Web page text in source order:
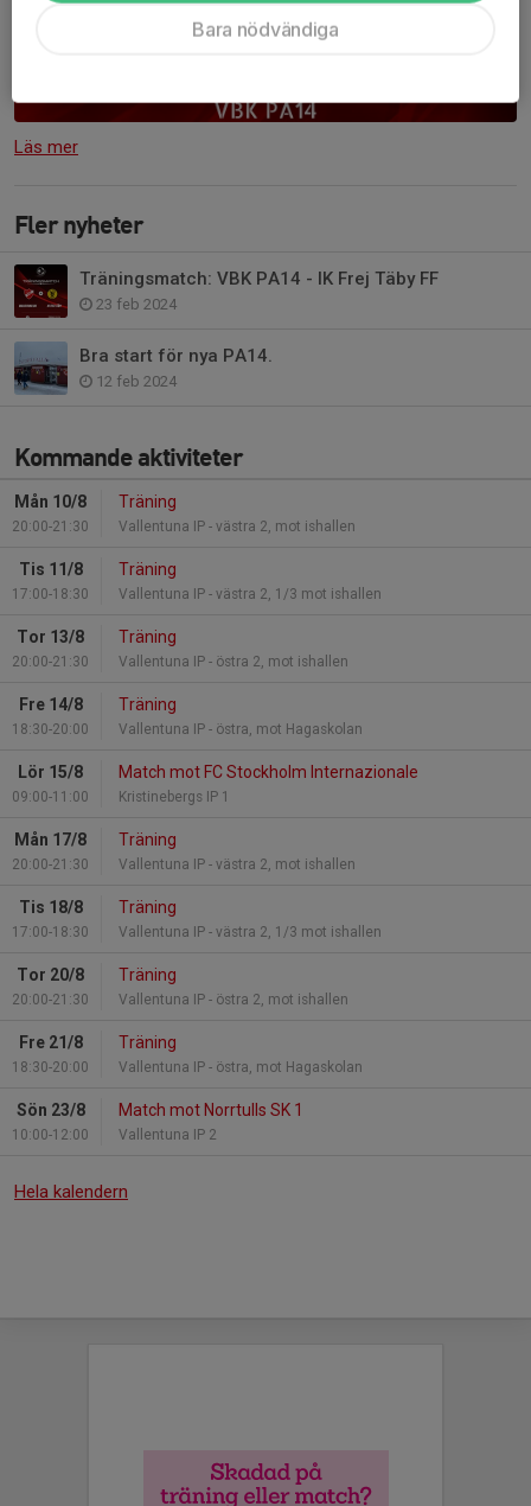
Läs mer
Fler nyheter
Träningsmatch: VBK PA14 - IK Frej Täby FF
23 feb 2024
Bra start för nya PA14.
12 feb 2024
Kommande aktiviteter
Mån 10/8
20:00-21:30
Träning
Vallentuna IP - västra 2, mot ishallen
Tis 11/8
17:00-18:30
Träning
Vallentuna IP - västra 2, 1/3 mot ishallen
Tor 13/8
20:00-21:30
Träning
Vallentuna IP - östra 2, mot ishallen
Fre 14/8
18:30-20:00
Träning
Vallentuna IP - östra, mot Hagaskolan
Lör 15/8
09:00-11:00
Match mot FC Stockholm Internazionale
Kristinebergs IP 1
Mån 17/8
20:00-21:30
Träning
Vallentuna IP - västra 2, mot ishallen
Tis 18/8
17:00-18:30
Träning
Vallentuna IP - västra 2, 1/3 mot ishallen
Tor 20/8
20:00-21:30
Träning
Vallentuna IP - östra 2, mot ishallen
Fre 21/8
18:30-20:00
Träning
Vallentuna IP - östra, mot Hagaskolan
Sön 23/8
10:00-12:00
Match mot Norrtulls SK 1
Vallentuna IP 2
Hela kalendern
Bara nödvändiga